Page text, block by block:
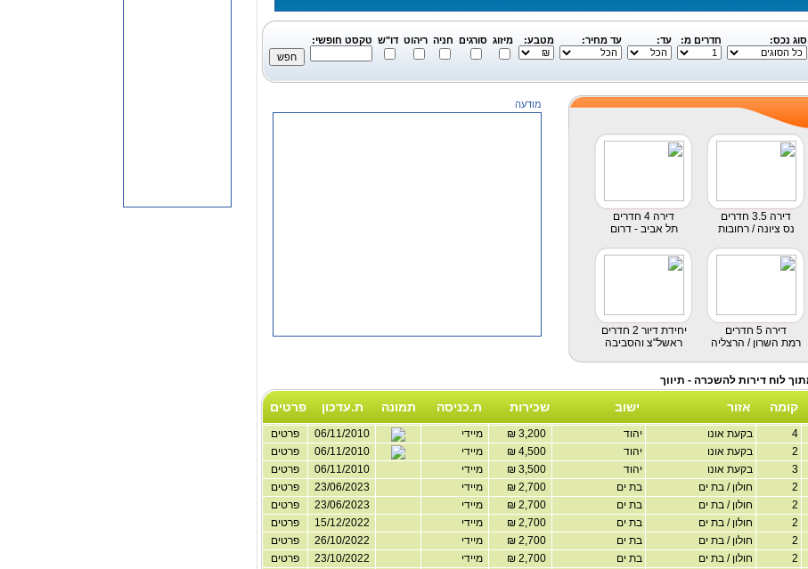
סוג נכס: חדרים מ: עד: עד מחיר: מטבע: מיזוג סורגים חניה ריהוט דו"ש טקסט חופשי:
מודעה
דירה 3.5 חדרים
נס ציונה / רחובות
דירה 4 חדרים
תל אביב - דרום
דירה 5 חדרים
רמת השרון / הרצליה
יחידת דיור 2 חדרים
ראשל"צ והסביבה
קומה אזור ישוב שכירות ת.כניסה תמונה ת.עדכון פרטים
בקעת אונו יהוד מיידי 06/11/2010
פרטים
בקעת אונו יהוד מיידי 06/11/2010
פרטים
בקעת אונו יהוד מיידי 06/11/2010
פרטים
חולון / בת ים בת ים מיידי 23/06/2023
פרטים
חולון / בת ים בת ים מיידי 23/06/2023
פרטים
חולון / בת ים בת ים מיידי 15/12/2022
פרטים
חולון / בת ים בת ים מיידי 26/10/2022
פרטים
חולון / בת ים בת ים מיידי 23/10/2022
פרטים